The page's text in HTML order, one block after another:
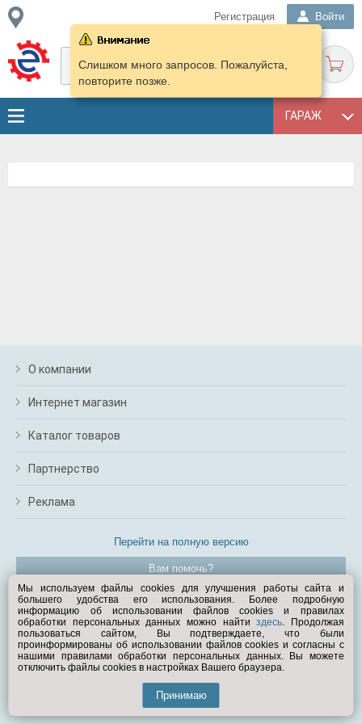
Регистрация Войти
ГАРАЖ
Слишком много запросов. Пожалуйста,
повторите позже.
О компании
Интернет магазин
Каталог товаров
Партнерство
Реклама
Перейти на полную версию
Вам помочь?
© Exist.ru 1998—2026
Мы используем файлы cookies для улучшения работы сайта и
большего удобства его использования. Более подробную
информацию об использовании файлов cookies и правилах
обработки персональных данных можно найтиздесь. Продолжая
пользоваться сайтом, Вы подтверждаете, что были
проинформированы об использовании файлов cookies и согласны с
нашими правилами обработки персональных данных. Вы можете
отключить файлы cookies в настройках Вашего браузера.
Принимаю